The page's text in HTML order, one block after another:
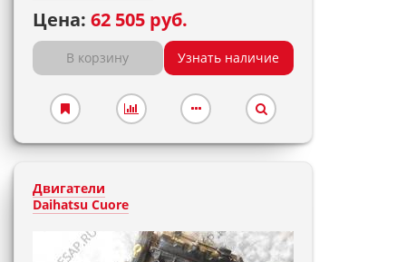
Цена: 62 505 руб.
В корзину Узнать наличие
Двигатели
Daihatsu Cuore